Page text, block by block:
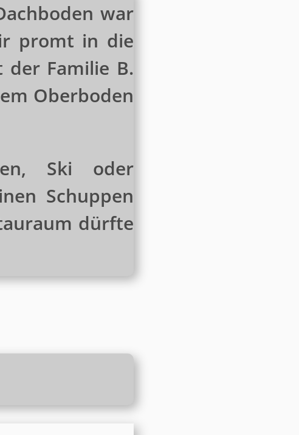
war
promt in die
Familie B.
Oberboden
Ski oder
Schuppen
dürfte